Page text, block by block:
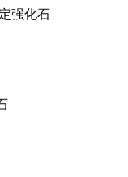
强化石